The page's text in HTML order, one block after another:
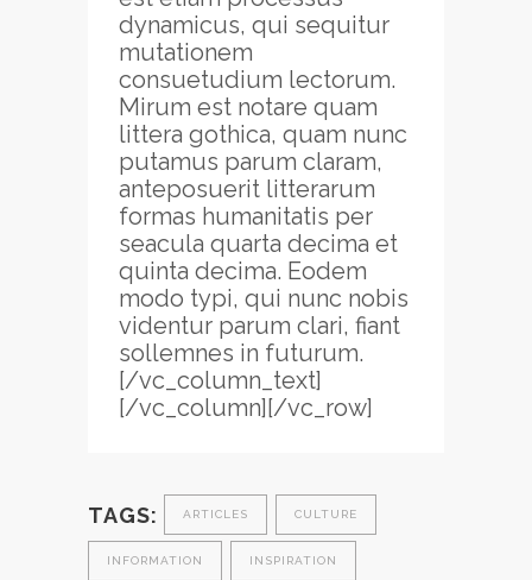
dynamicus, qui sequitur
mutationem
consuetudium lectorum.
Mirum est notare quam
littera gothica, quam nunc
putamus parum claram,
anteposuerit litterarum
formas humanitatis per
seacula quarta decima et
quinta decima. Eodem
modo typi, qui nunc nobis
videntur parum clari, fiant
sollemnes in futurum.
[/vc_column_text]
[/vc_column][/vc_row]
TAGS: ARTICLES CULTURE
INFORMATION INSPIRATION